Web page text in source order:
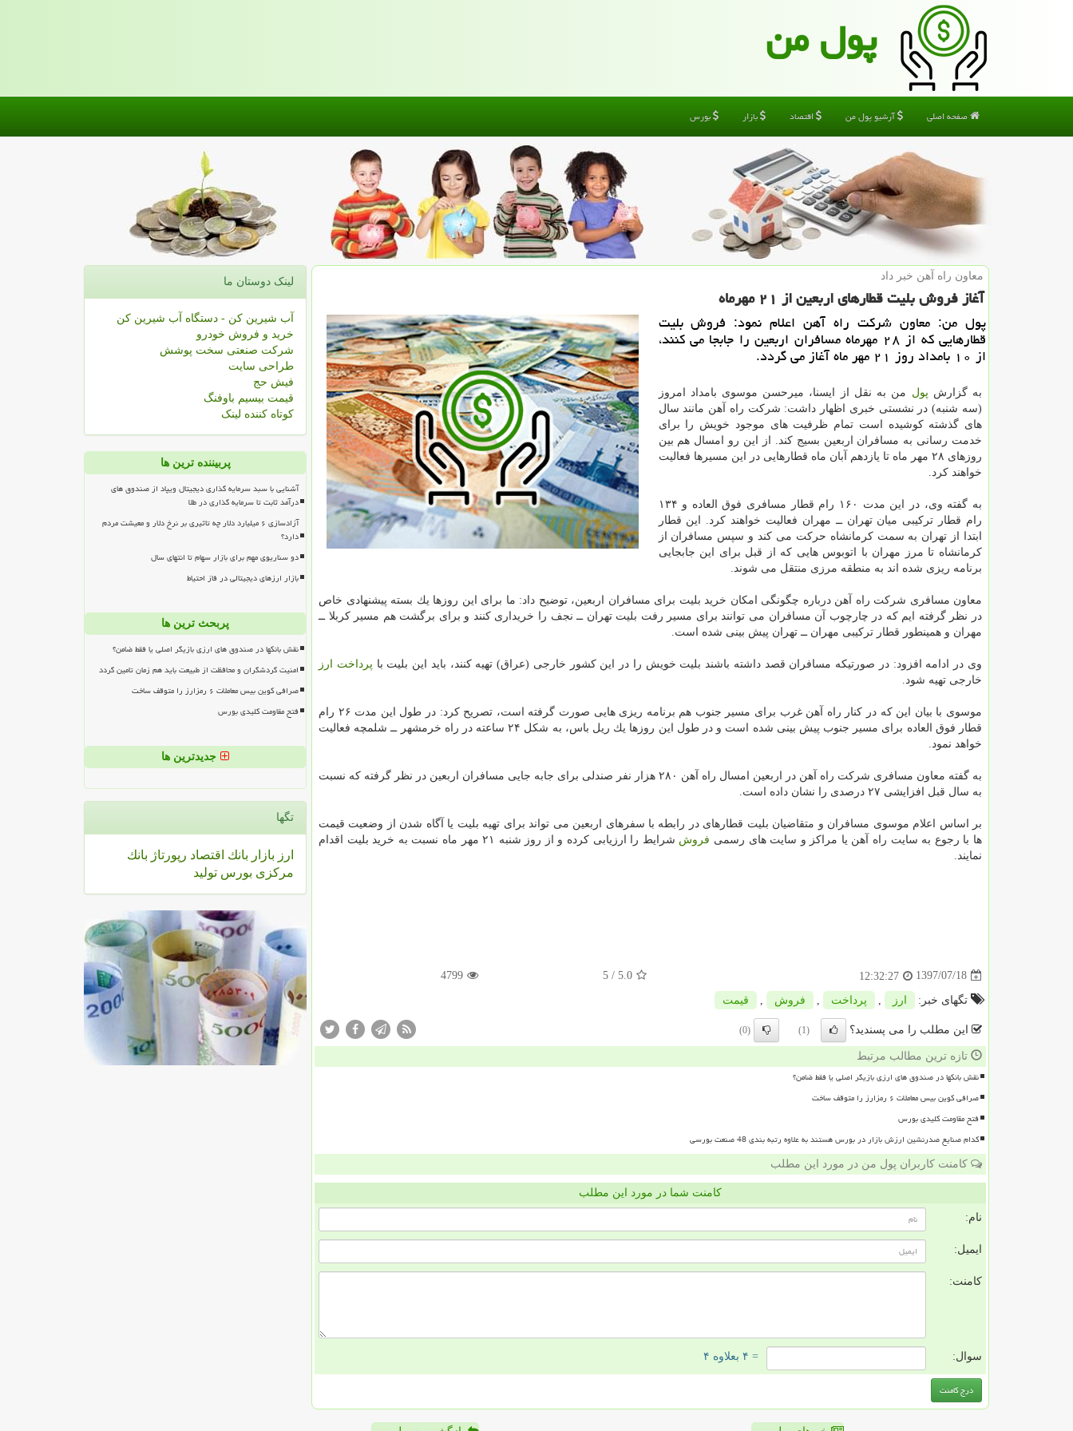
پول من
صفحه اصلی آرشیو پول من اقتصاد بازار بورس
معاون راه آهن خبر داد
آغاز فروش بلیت قطارهای اربعین از ۲۱ مهرماه
پول من: معاون شركت راه آهن اعلام نمود: فروش بلیت
قطارهایی كه از ۲۸ مهرماه مسافران اربعین را جابجا می كنند،
از ۱۰ بامداد روز ۲۱ مهر ماه آغاز می گردد.
به گزارش پول من به نقل از ایسنا، میرحسن موسوی بامداد امروز
(سه شنبه) در نشستی خبری اظهار داشت: شركت راه آهن مانند سال
های گذشته كوشیده است تمام ظرفیت های موجود خویش را برای
خدمت رسانی به مسافران اربعین بسیج كند. از این رو امسال هم بین
روزهای ۲۸ مهر ماه تا یازدهم آبان ماه قطارهایی در این مسیرها فعالیت
خواهند كرد.
به گفته وی، در این مدت ۱۶۰ رام قطار مسافری فوق العاده و ۱۳۴
رام قطار تركیبی میان تهران ــ مهران فعالیت خواهند كرد. این قطار
ابتدا از تهران به سمت كرمانشاه حركت می كند و سپس مسافران از
كرمانشاه تا مرز مهران با اتوبوس هایی كه از قبل برای این جابجایی
برنامه ریزی شده اند به منطقه مرزی منتقل می شوند.
معاون مسافری شركت راه آهن درباره چگونگی امكان خرید بلیت برای مسافران اربعین، توضیح داد: ما برای این روزها یك بسته پیشنهادی خاص
در نظر گرفته ایم كه در چارچوب آن مسافران می توانند برای مسیر رفت بلیت تهران ــ نجف را خریداری كنند و برای برگشت هم مسیر كربلا ــ
مهران و همینطور قطار تركیبی مهران ــ تهران پیش بینی شده است.
وی در ادامه افزود: در صورتیكه مسافران قصد داشته باشند بلیت خویش را در این كشور خارجی (عراق) تهیه كنند، باید این بلیت با پرداخت
ارز
خارجی تهیه شود.
موسوی با بیان این كه در كنار راه آهن غرب برای مسیر جنوب هم برنامه ریزی هایی صورت گرفته است، تصریح كرد: در طول این مدت ۲۶ رام
قطار فوق العاده برای مسیر جنوب پیش بینی شده است و در طول این روزها یك ریل باس، به شكل ۲۴ ساعته در راه خرمشهر ــ شلمچه فعالیت
خواهد نمود.
به گفته معاون مسافری شركت راه آهن در اربعین امسال راه آهن ۲۸۰ هزار نفر صندلی برای جابه جایی مسافران اربعین در نظر گرفته كه نسبت
به سال قبل افزایشی ۲۷ درصدی را نشان داده است.
بر اساس اعلام موسوی مسافران و متقاضیان بلیت قطارهای در رابطه با سفرهای اربعین می تواند برای تهیه بلیت یا آگاه شدن از وضعیت قیمت
ها با رجوع به سایت راه آهن یا مراكز و سایت های رسمی فروش
شرایط را ارزیابی كرده و از روز شنبه ۲۱ مهر ماه نسبت به خرید بلیت اقدام
نمایند.
1397/07/18
12:32:27
5.0
/ 5
4799
تگهای خبر: ارز پرداخت فروش قیمت
این مطلب را می پسندید؟ (1)
(0)
تازه ترین مطالب مرتبط
نقش بانکها در صندوق های ارزی بازیگر اصلی یا فقط ضامن؟
صرافی کوین بیس معاملات ۶ رمزارز را متوقف ساخت
فتح مقاومت کلیدی بورس
کدام صنایع صدرنشین ارزش بازار در بورس هستند به علاوه رتبه بندی 48 صنعت بورسی
کامنت کاربران پول من در مورد این مطلب
کامنت شما در مورد این مطلب
نام:
ایمیل:
کامنت:
سوال: = ۴ بعلاوه ۴
لینک دوستان ما
آب شیرین کن - دستگاه آب شیرین کن
خرید و فروش خودرو
شرکت صنعتی سخت پوشش
طراحی سایت
فیش حج
قیمت بیسیم باوفنگ
کوتاه کننده لینک
پربیننده ترین ها
آشنایی با سبد سرمایه گذاری دیجیتال ویپاد از صندوق های
درآمد ثابت تا سرمایه گذاری در طلا
آزادسازی ۶ میلیارد دلار چه تاثیری بر نرخ دلار و معیشت مردم
دارد؟
دو سناریوی مهم برای بازار سهام تا انتهای سال
بازار ارزهای دیجیتالی در فاز احتیاط
پربحث ترین ها
نقش بانکها در صندوق های ارزی بازیگر اصلی یا فقط ضامن؟
امنیت گردشگران و محافظت از طبیعت باید هم زمان تامین گردد
صرافی کوین بیس معاملات ۶ رمزارز را متوقف ساخت
فتح مقاومت کلیدی بورس
جدیدترین ها
تگها
ارز بازار بانك اقتصاد رپورتاژ بانك
مركزی بورس تولید